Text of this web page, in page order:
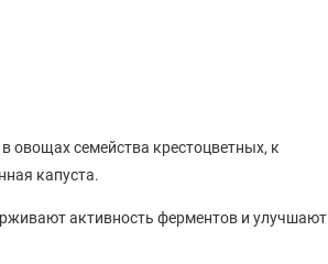
овощах семейства крестоцветных, к
капуста.
активность ферментов и улучшают